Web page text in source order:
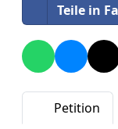
Teile in
Petition